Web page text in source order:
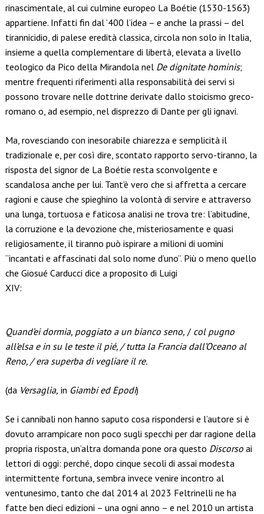
rinascimentale, al cui culmine europeo La Boétie (1530-1563)
appartiene. Infatti fin dal ’400 l’idea – e anche la prassi – del
tirannicidio, di palese eredità classica, circola non solo in Italia,
insieme a quella complementare di libertà, elevata a livello
teologico da Pico della Mirandola nel De dignitate hominis;
mentre frequenti riferimenti alla responsabilità dei servi si
possono trovare nelle dottrine derivate dallo stoicismo greco-
romano o, ad esempio, nel disprezzo di Dante per gli ignavi.
Ma, rovesciando con inesorabile chiarezza e semplicità il
tradizionale e, per così dire, scontato rapporto servo-tiranno, la
risposta del signor de La Boétie resta sconvolgente e
scandalosa anche per lui. Tant’è vero che si affretta a cercare
ragioni e cause che spieghino la volontà di servire e attraverso
una lunga, tortuosa e faticosa analisi ne trova tre: l’abitudine,
la corruzione e la devozione che, misteriosamente e quasi
religiosamente, il tiranno può ispirare a milioni di uomini
“incantati e affascinati dal solo nome d’uno”. Più o meno quello
che Giosué Carducci dice a proposito di Luigi
XIV:
Quand’ei dormia, poggiato a un bianco seno, / col pugno
all’elsa e in su le teste il pié, / tutta la Francia dall’Oceano al
Reno, / era superba di vegliare il re.
(da Versaglia, in Giambi ed Epodi)
Se i cannibali non hanno saputo cosa rispondersi e l’autore si è
dovuto arrampicare non poco sugli specchi per dar ragione della
propria risposta, un’altra domanda pone ora questo Discorsoai
lettori di oggi: perché, dopo cinque secoli di assai modesta
intermittente fortuna, sembra invece venire incontro al
ventunesimo, tanto che dal 2014 al 2023 Feltrinelli ne ha
fatte ben dieci edizioni – una ogni anno – e nel 2010 un artista